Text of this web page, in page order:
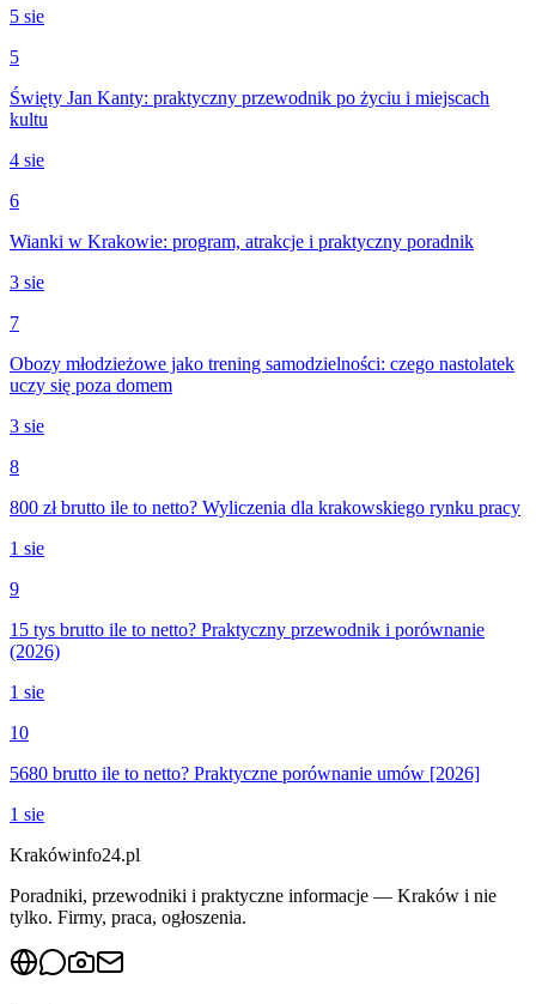
5 sie
5
Święty Jan Kanty: praktyczny przewodnik po życiu i miejscach
kultu
4 sie
6
Wianki w Krakowie: program, atrakcje i praktyczny poradnik
3 sie
7
Obozy młodzieżowe jako trening samodzielności: czego nastolatek
uczy się poza domem
3 sie
8
800 zł brutto ile to netto? Wyliczenia dla krakowskiego rynku pracy
1 sie
9
15 tys brutto ile to netto? Praktyczny przewodnik i porównanie
(2026)
1 sie
10
5680 brutto ile to netto? Praktyczne porównanie umów [2026]
1 sie
Krakówinfo24.pl
Poradniki, przewodniki i praktyczne informacje — Kraków i nie
tylko. Firmy, praca, ogłoszenia.